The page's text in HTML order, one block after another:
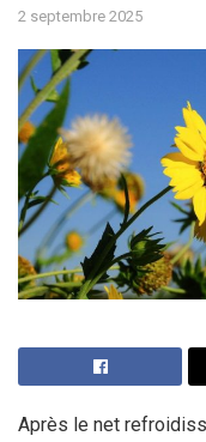
2 septembre 2025
Après le net